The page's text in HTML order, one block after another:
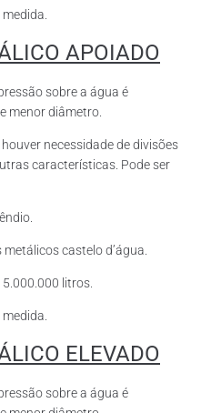
APOIADO
sobre a água é
menor diâmetro.
necessidade de divisões
características. Pode ser
castelo d’água.
litros.
ELEVADO
sobre a água é